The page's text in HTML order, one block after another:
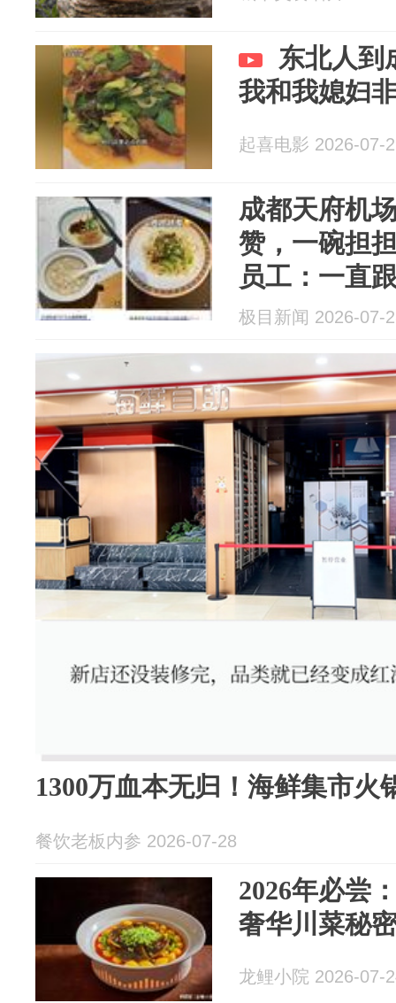
东北人到
我和我媳妇
起喜电影 2026-07-
成都天府机
赞，一碗担
员工：一直
样
极目新闻 2026-07-
1300万血本无归！海鲜集市火
餐饮老板内参 2026-07-28
2026年必尝
奢华川菜秘
龙鲤小院 2026-07-